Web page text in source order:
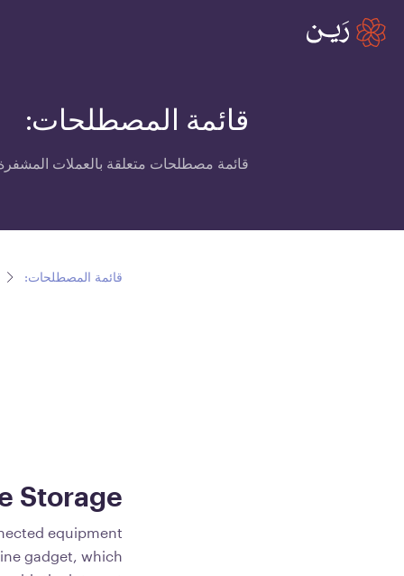
قائمة المصطلحات:
قائمة مصطلحات متعلقة بالعملات
قائمة المصطلحات:
Storage?
equipment
gadget, which